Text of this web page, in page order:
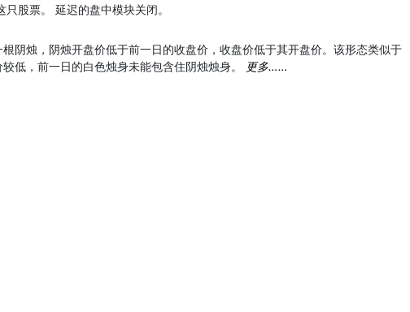
股票。 延迟的盘中模块关闭。
阴烛，阴烛开盘价低于前一日的收盘价，收盘价低于其开盘价。该形态类似于
低，前一日的白色烛身未能包含住阴烛烛身。
更多……